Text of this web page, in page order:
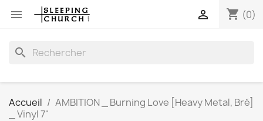
 shopping_cart (0)

search
Accueil
AMBITION _ Burning Love [Heavy Metal, Bré]
_ Vinyl 7"